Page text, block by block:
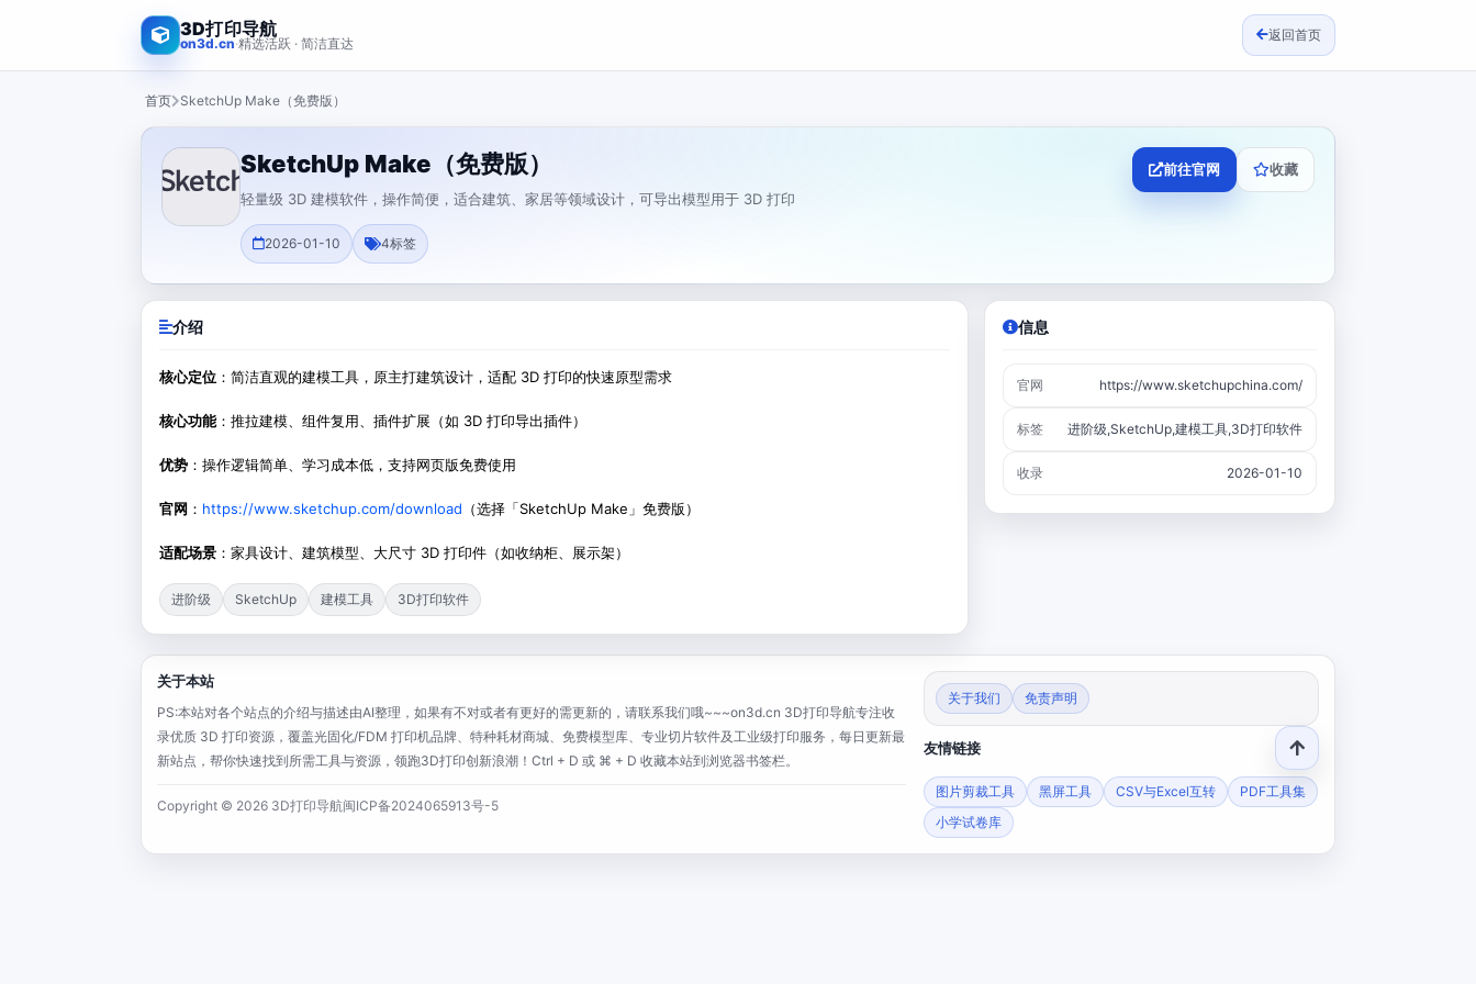
3D打印导航
on3d.cn·精选活跃 · 简洁直达
返回首页
首页 SketchUp Make（免费版）
SketchUp Make（免费版）
轻量级 3D 建模软件，操作简便，适合建筑、家居等领域设计，可导出模型用于 3D 打印
2026-01-10 4标签
前往官网 收藏
介绍
核心定位 ：简洁直观的建模工具，原主打建筑设计，适配 3D 打印的快速原型需求
核心功能 ：推拉建模、组件复用、插件扩展（如 3D 打印导出插件）
优势 ：操作逻辑简单、学习成本低，支持网页版免费使用
官网 ： https://www.sketchup.com/download （选择「SketchUp Make」免费版）
适配场景 ：家具设计、建筑模型、大尺寸 3D 打印件（如收纳柜、展示架）
进阶级 SketchUp 建模工具 3D打印软件
信息
官网 https://www.sketchupchina.com/
标签 进阶级,SketchUp,建模工具,3D打印软件
收录 2026-01-10
关于本站
PS:本站对各个站点的介绍与描述由AI整理，如果有不对或者有更好的需更新的，请联系我们哦~~~on3d.cn 3D打印导航专注收
录优质 3D 打印资源，覆盖光固化/FDM 打印机品牌、特种耗材商城、免费模型库、专业切片软件及工业级打印服务，每日更新最
新站点，帮你快速找到所需工具与资源，领跑3D打印创新浪潮！Ctrl + D 或 ⌘ + D 收藏本站到浏览器书签栏。
Copyright © 2026 3D打印导航闽ICP备2024065913号-5
关于我们 免责声明
友情链接
图片剪裁工具 黑屏工具 CSV与Excel互转
PDF工具集
小学试卷库